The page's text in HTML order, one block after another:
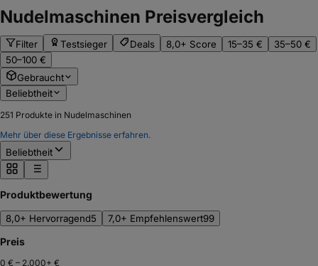
Nudelmaschinen Preisvergleich
Filter Testsieger Deals 8,0+ Score 15–35 €
35–50 €
50–100 €
Gebraucht
Beliebtheit
251 Produkte in Nudelmaschinen
Mehr über diese Ergebnisse erfahren.
Beliebtheit
Produktbewertung
8,0+ Hervorragend5 7,0+ Empfehlenswert99
Preis
0 € – 2.000+ €